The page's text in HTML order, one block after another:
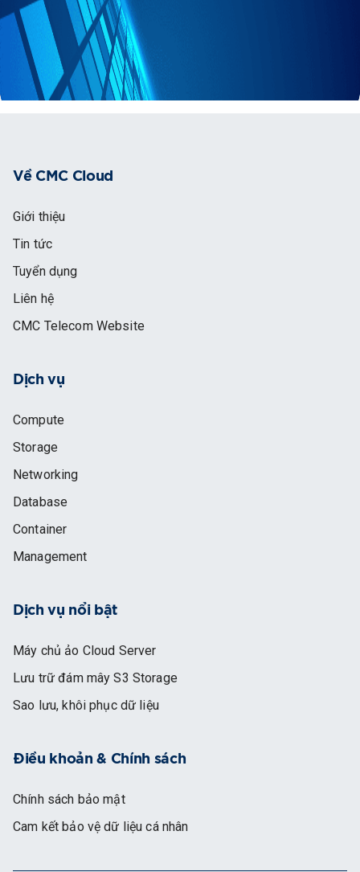
Về CMC Cloud
Giới thiệu
Tin tức
Tuyển dụng
Liên hệ
CMC Telecom Website
Dịch vụ
Compute
Storage
Networking
Database
Container
Management
Dịch vụ nổi bật
Máy chủ ảo Cloud Server
Lưu trữ đám mây S3 Storage
Sao lưu, khôi phục dữ liệu
Điều khoản & Chính sách
Chính sách bảo mật
Cam kết bảo vệ dữ liệu cá nhân